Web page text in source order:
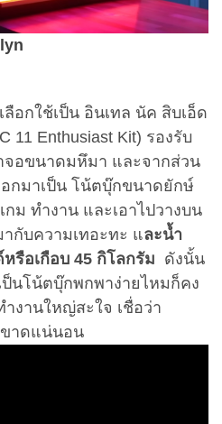
อกใช้เป็น อินเทล นัค สิบเอ็ด
11 Enthusiast Kit) รองรับ
จอขนาดมหึมา และจากส่วน
กมาเป็น โน้ตบุ๊กขนาดยักษ์
ม ทำงาน และเอาไปวางบน
กับความเทอะทะ และน้ำ
รือเกือบ 45 กิโลกรัม ดังนั้น
นโน้ตบุ๊กพกพาง่ายไหมก็คง
งานใหญ่สะใจ เชื่อว่า
ขาดแน่นอน